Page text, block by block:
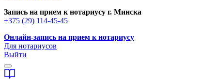
Запись на прием к нотариусу г. Минска
+375 (29) 114-45-45
Онлайн-запись на прием к нотариусу
Для нотариусов
Выйти